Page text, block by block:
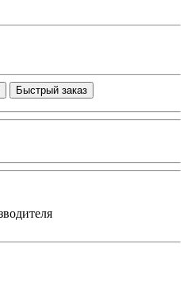
Быстрый заказ